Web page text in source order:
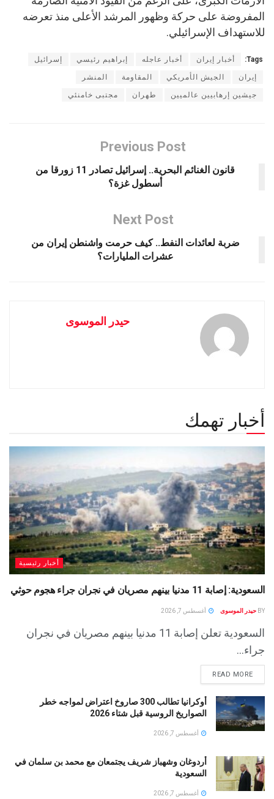
المفروضة على حركة وظهور المرشد الأعلى منذ تعرضه
للاستهداف الإسرائيلي.
Tags: أخبار إيران أخبار عاجله إبراهيم رئيسي إسرائيل
إيران الجيش الأمريكي المقاومة المنشر
جيشين إرهابيين عالميين طهران مجتبى خامنئي
Previous Post
قانون الغنائم البحرية.. إسرائيل تصادر 11 زورقا من
أسطول غزة؟
Next Post
ضربة لعائدات النفط.. كيف حرمت واشنطن إيران من
عشرات المليارات؟
حيدر الموسوى
أخبار تهمك
أخبار رئيسية
السعودية: إصابة 11 مدنيا بينهم مصريان في نجران جراء هجوم حوثي
BY حيدر الموسوى أغسطس 7, 2026
السعودية تعلن إصابة 11 مدنيا بينهم مصريان في نجران
جراء...
READ MORE
أوكرانيا تطالب 300 صاروخ اعتراض لمواجه خطر
الصواريخ الروسية قبل شتاء 2026
أغسطس 7, 2026
أردوغان وشهباز شريف يجتمعان مع محمد بن سلمان في
السعودية
أغسطس 7, 2026